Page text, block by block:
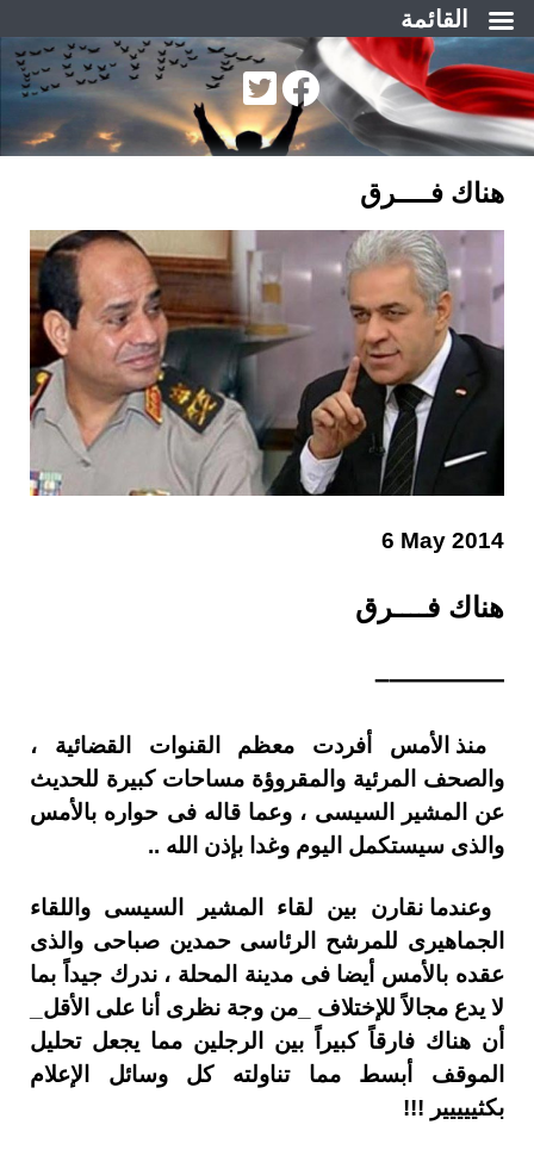
التجاوز
إلى
المحتوى
هناك فــــرق
6 May 2014
هناك فــــرق
————–
منذ الأمس أفردت معظم القنوات القضائية ،
والصحف المرئية والمقروؤة مساحات كبيرة للحديث
عن المشير السيسى ، وعما قاله فى حواره بالأمس
والذى سيستكمل اليوم وغدا بإذن الله ..
وعندما نقارن بين لقاء المشير السيسى واللقاء
الجماهيرى للمرشح الرئاسى حمدين صباحى والذى
عقده بالأمس أيضا فى مدينة المحلة ، ندرك جيداً بما
لا يدع مجالاً للإختلاف _من وجة نظرى أنا على الأقل_
أن هناك فارقاً كبيراً بين الرجلين مما يجعل تحليل
الموقف أبسط مما تناولته كل وسائل الإعلام
بكثييييير !!!
القائمة